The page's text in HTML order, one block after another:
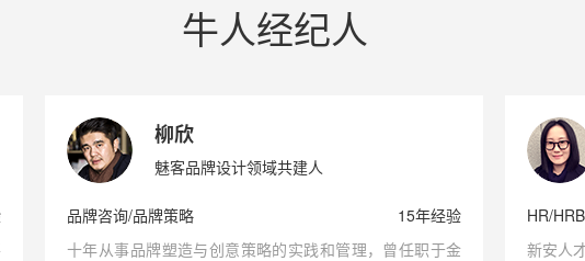
牛人经纪人
柳欣
魅客品牌设计领域共建人
品牌咨询/品牌策略
15年经验
十年从事品牌塑造与创意策略的实践和管理，曾任职于金
HR/
新安人